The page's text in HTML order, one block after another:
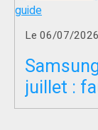
Le 06/07/2026
juillet :